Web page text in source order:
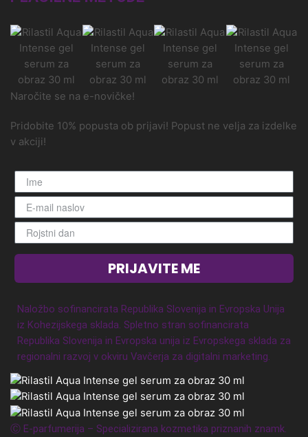
Naročite se na e-novičke!
Pridobite 10% popusta ob prijavi! Popust ne velja za izdelke
v akciji!
PRIJAVITE ME
Naložbo sofinancirata Republika Slovenija in Evropska Unija
iz Kohezijskega sklada. Spletno stran sofinancirata
Republika Slovenija in Evropska unija iz Evropskega sklada za
regionalni razvoj v okviru Vavčerja za digitalni marketing.
Ⓒ E-parfumerija – Specializirana kozmetika priznanih znamk.